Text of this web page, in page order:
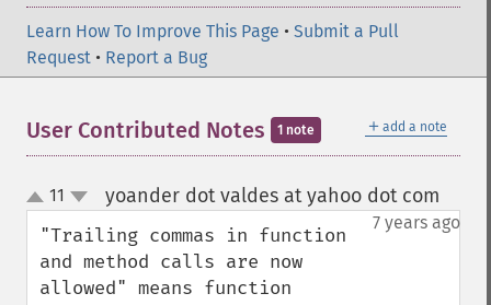
Learn How To Improve This Page • Submit a Pull
Request • Report a Bug
＋ add a note
User Contributed Notes 1 note
up
down
11 yoander dot valdes at yahoo dot com
7 years ago
"Trailing commas in function
and method calls are now
allowed" means function